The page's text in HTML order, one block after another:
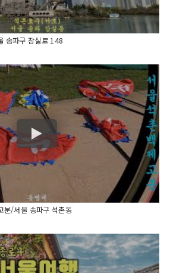
송파구 잠실로 148
분/서울 송파구 석촌동